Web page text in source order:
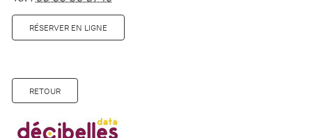
RÉSERVER EN LIGNE
RETOUR